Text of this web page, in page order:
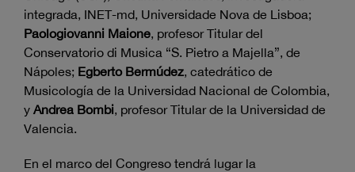
integrada, INET-md, Universidade Nova de Lisboa;
Paologiovanni Maione, profesor Titular del
Conservatorio di Musica “S. Pietro a Majella”, de
Nápoles; Egberto Bermúdez, catedrático de
Musicología de la Universidad Nacional de Colombia,
y Andrea Bombi, profesor Titular de la Universidad de
Valencia.
En el marco del Congreso tendrá lugar la